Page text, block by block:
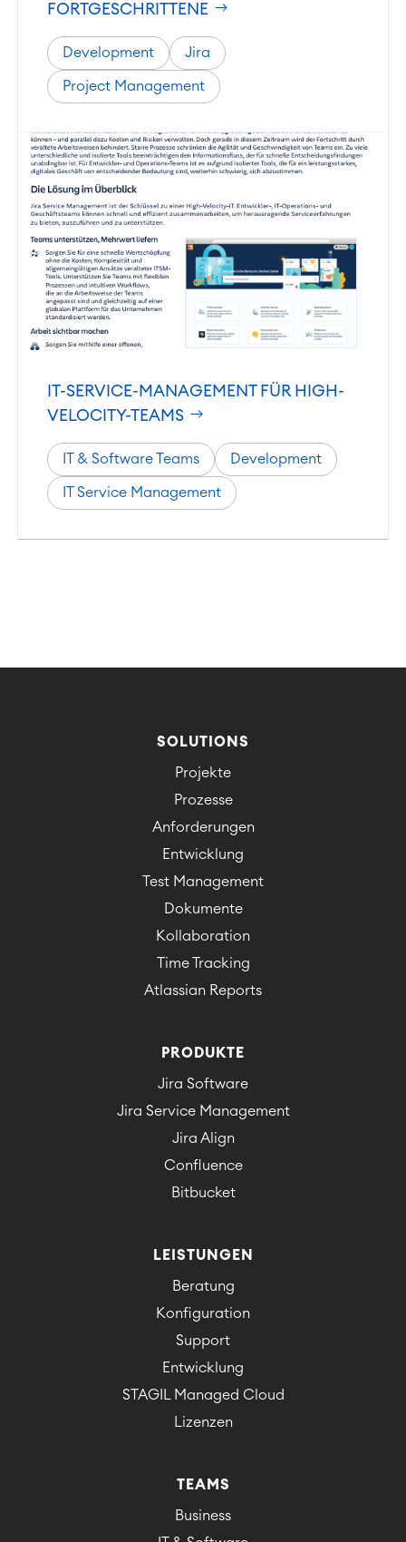
SOLUTIONS
Work Management
Projektmanagement
Zeiterfassung, Planung und
Überstunden
Geschäftsprozesse
ERP Solutions
Reports und Dashboards
DevOps
Requirements Management
Agile Development
Test Management
Technische Dokumentation
Zusammenarbeit
Enterprise Wiki
Meetings
Social Intranet
Virtual Office
TEAMS
FORTGESCHRITTENE
Development Jira
Project Management
IT-SERVICE-MANAGEMENT FÜR HIGH-
VELOCITY-TEAMS
IT & Software Teams Development
IT Service Management
SOLUTIONS
Projekte
Prozesse
Anforderungen
Entwicklung
Test Management
Dokumente
Kollaboration
Time Tracking
Atlassian Reports
PRODUKTE
Jira Software
Jira Service Management
Jira Align
Confluence
Bitbucket
LEISTUNGEN
Beratung
Konfiguration
Support
Entwicklung
STAGIL Managed Cloud
Lizenzen
TEAMS
Business